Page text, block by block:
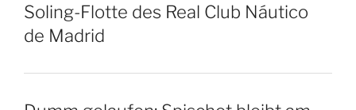
Soling-Flotte des Real Club Náutico
de Madrid